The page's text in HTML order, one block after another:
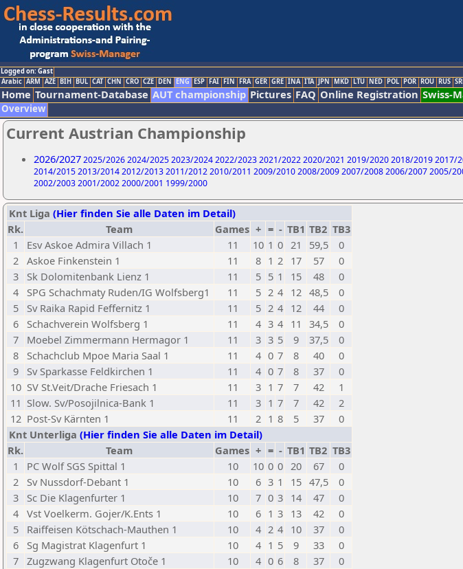
Logged on: Gast
Arabic ARM AZE BIH BUL CAT CHN CRO CZE DEN ENG ESP FAI FIN FRA GER GRE INA ITA JPN MKD LTU NED POL POR ROU RUS
Home Tournament-Database AUT championship Pictures FAQ Online Registration Swiss-
Overview
Current Austrian Championship
2026/20272025/20262024/20252023/20242022/20232021/20222020/2021 2019/20202018/20192017/
2014/20152013/20142012/20132011/20122010/2011 2009/20102008/20092007/20082006/20072005/
2002/20032001/20022000/2001 1999/2000
Knt Liga (Hier finden Sie alle Daten im Detail)
Rk.
Team Games + = - TB1 TB2 TB3
1
Esv Askoe Admira Villach 1 11 10 1 0 21 59,5
0
2 Askoe Finkenstein 1 11 8 1 2 17 57
0
3
Sk Dolomitenbank Lienz 1 11 5 5 1 15 48
0
4
SPG Schachmaty Ruden/IG Wolfsberg1 11 5 2 4 12 48,5
0
5
Sv Raika Rapid Feffernitz 1 11 5 2 4 12 44
0
6
Schachverein Wolfsberg 1 11 4 3 4 11 34,5
0
7
Moebel Zimmermann Hermagor 1 11 3 3 5 9 37,5
0
8
Schachclub Mpoe Maria Saal 1 11 4 0 7 8 40
0
9
Sv Sparkasse Feldkirchen 1 11 4 0 7 8 37
0
10 SV St.Veit/Drache Friesach 1 11 3 1 7 7 42
1
11 Slow. Sv/Posojilnica-Bank 1 11 3 1 7 7 42
2
12 Post-Sv Kärnten 1 11 2 1 8 5 37
0
Knt Unterliga (Hier finden Sie alle Daten im Detail)
Rk.
Team Games + = - TB1 TB2 TB3
1
PC Wolf SGS Spittal 1 10 10 0 0 20 67
0
2
Sv Nussdorf-Debant 1 10 6 3 1 15 47,5
0
3
Sc Die Klagenfurter 1 10 7 0 3 14 47
0
4 Vst Voelkerm. Gojer/K.Ents 1 10 6 1 3 13 42
0
5
Raiffeisen Kötschach-Mauthen 1 10 4 2 4 10 37
0
6
Sg Magistrat Klagenfurt 1 10 4 1 5 9 33
0
7 Zugzwang Klagenfurt Otoče 1 10 4 0 6 8 37
0